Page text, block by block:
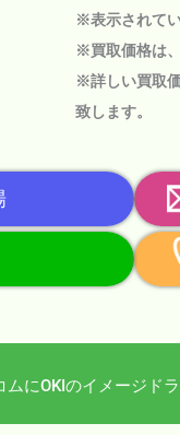
※表示されて
※買取価格は
※詳しい買取
致します。
ムにOKIのイメージド